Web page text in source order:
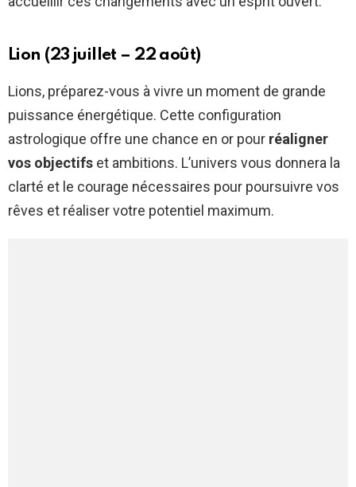
Lion (23 juillet – 22 août)
Lions, préparez-vous à vivre un moment de grande
puissance énergétique. Cette configuration
astrologique offre une chance en or pour réaligner
vos objectifs et ambitions. L’univers vous donnera la
clarté et le courage nécessaires pour poursuivre vos
rêves et réaliser votre potentiel maximum.